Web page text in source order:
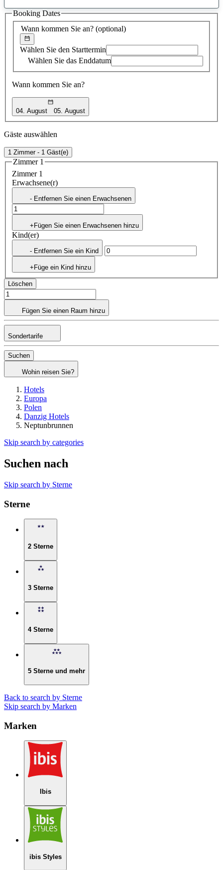
gefundener
Vorschlag
Wann kommen Sie an? (optional)
Wählen Sie den Starttermin
Wählen Sie das Enddatum
Wann kommen Sie an?
04. August 05. August
Booking Dates
Gäste auswählen
1 Zimmer - 1 Gäst(e)
Zimmer 1
Zimmer 1
Erwachsene(r)
- Entfernen Sie einen Erwachsenen
+Fügen Sie einen Erwachsenen hinzu
Kind(er)
- Entfernen Sie ein Kind
+Füge ein Kind hinzu
Löschen
Fügen Sie einen Raum hinzu
Sondertarife
Suchen
Wohin reisen Sie?
Hotels
Europa
Polen
Danzig Hotels
Neptunbrunnen
Skip search by categories
Suchen nach
Skip search by Sterne
Sterne
2 Sterne
3 Sterne
4 Sterne
5 Sterne und mehr
Back to search by Sterne
Skip search by Marken
Marken
Ibis
ibis Styles